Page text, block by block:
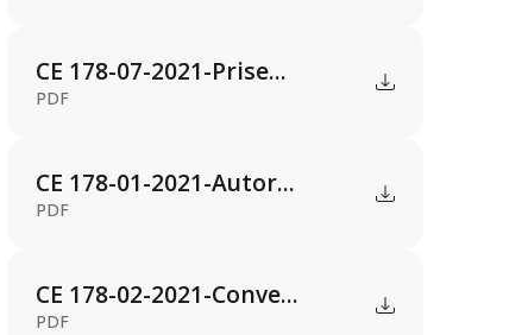
CE 178-07-2021-Prise...
PDF
CE 178-01-2021-Autor...
PDF
CE 178-02-2021-Conve...
PDF